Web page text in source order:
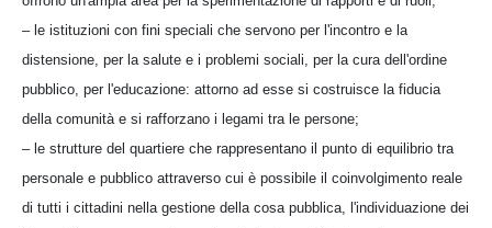
– le istituzioni con fini speciali che servono per l'incontro e la
distensione, per la salute e i problemi sociali, per la cura dell'ordine
pubblico, per l'educazione: attorno ad esse si costruisce la fiducia
della comunità e si rafforzano i legami tra le persone;
– le strutture del quartiere che rappresentano il punto di equilibrio tra
personale e pubblico attraverso cui è possibile il coinvolgimento reale
di tutti i cittadini nella gestione della cosa pubblica, l'individuazione dei